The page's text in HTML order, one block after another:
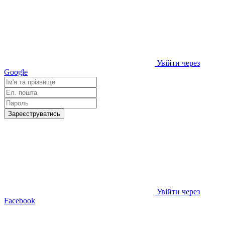
Увійти через
Google
Зареєструватись
Увійти через
Facebook